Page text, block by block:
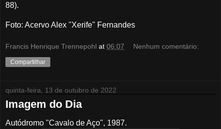
88).
Foto: Acervo Alex "Xerife" Fernandes
Francis Henrique Trennepohl at 06:07 Nenhum comentário:
Compartilhar
quinta-feira, 13 de outubro de 2022
Imagem do Dia
Autódromo "Cavalo de Aço", 1987.